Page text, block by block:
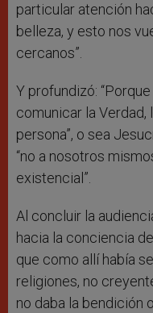
particular atención
belleza, y esto nos
cercanos”.
Y profundizó:
comunicar la Verdad,
persona”, o sea
“no a nosotros
existencial”.
Al concluir la
hacia la conciencia
que como allí había
religiones, no
no daba la bendición